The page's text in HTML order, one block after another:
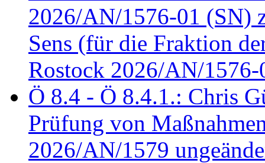
2026/AN/1576-01 (SN)
Sens (für die Fraktion
Rostock 2026/AN/1576-
Ö 8.4 - Ö 8.4.1.: Chris
Prüfung von
2026/AN/1579